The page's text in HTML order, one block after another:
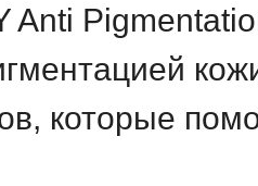
Anti
которые